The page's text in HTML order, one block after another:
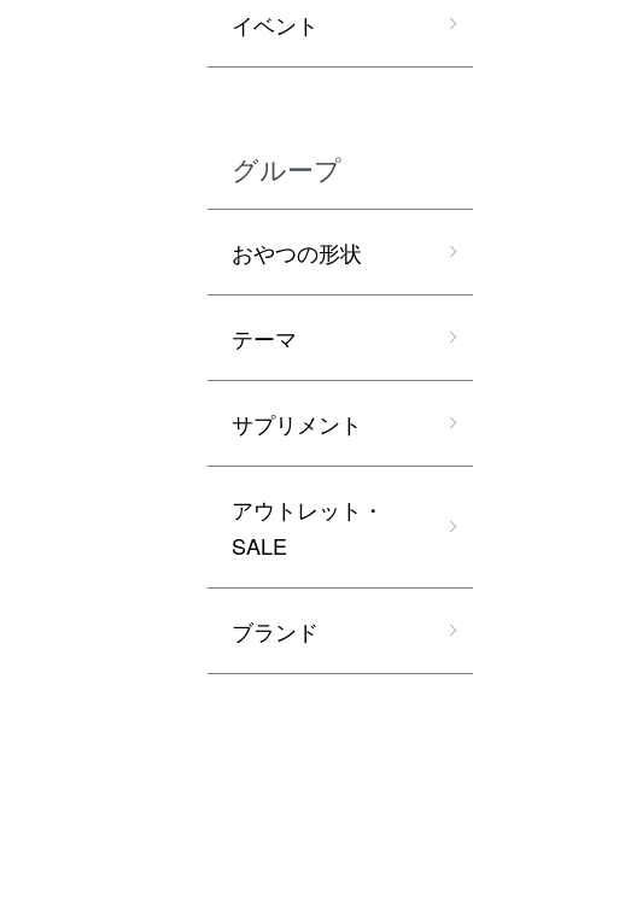
イベント
グループ
おやつの形状
テーマ
サプリメント
アウトレット・
SALE
ブランド